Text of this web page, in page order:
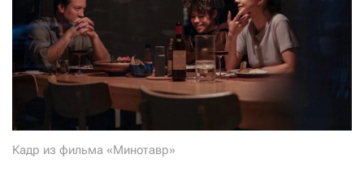
Кадр из фильма «Минотавр»
Если у вас есть вопросы, пишите donate@novayagazeta.ru
звоните:
+7 (929) 612-03-68